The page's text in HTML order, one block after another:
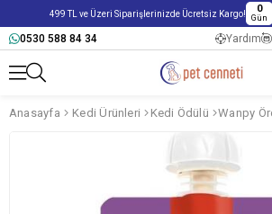
499 TL ve Üzeri Siparişlerinizde Ücretsiz Kargo! 0
Gün
0530 588 84 34 Yardım
Anasayfa Kedi Ürünleri Kedi Ödülü